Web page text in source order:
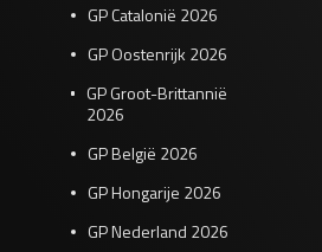
GP Catalonië 2026
GP Oostenrijk 2026
GP Groot-Brittannië
2026
GP België 2026
GP Hongarije 2026
GP Nederland 2026